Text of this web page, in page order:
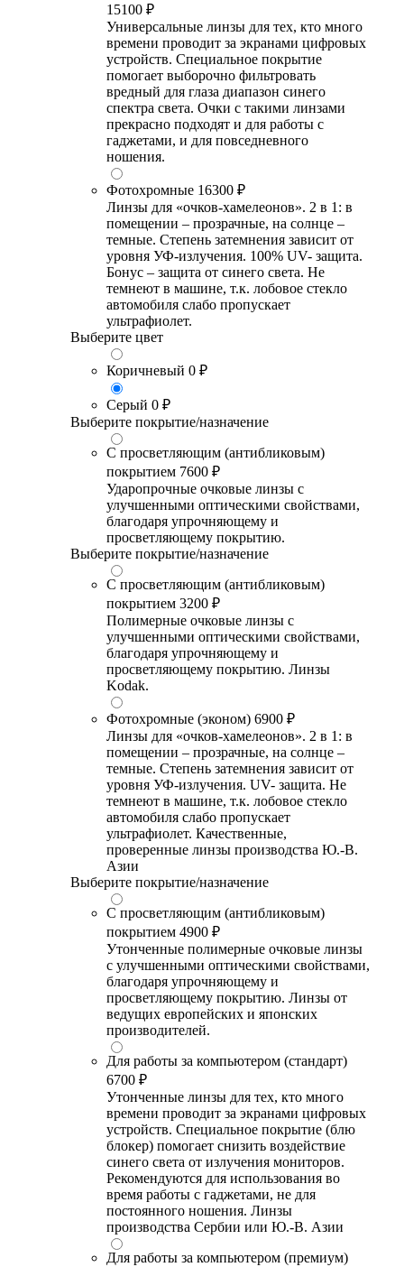
15100 ₽
Универсальные линзы для тех, кто много
времени проводит за экранами цифровых
устройств. Специальное покрытие
помогает выборочно фильтровать
вредный для глаза диапазон синего
спектра света. Очки с такими линзами
прекрасно подходят и для работы с
гаджетами, и для повседневного
ношения.
Фотохромные 16300 ₽
Линзы для «очков-хамелеонов». 2 в 1: в
помещении – прозрачные, на солнце –
темные. Степень затемнения зависит от
уровня УФ-излучения. 100% UV- защита.
Бонус – защита от синего света. Не
темнеют в машине, т.к. лобовое стекло
автомобиля слабо пропускает
ультрафиолет.
Выберите цвет
Коричневый 0 ₽
Серый 0 ₽
Выберите покрытие/назначение
С просветляющим (антибликовым)
покрытием 7600 ₽
Ударопрочные очковые линзы с
улучшенными оптическими свойствами,
благодаря упрочняющему и
просветляющему покрытию.
Выберите покрытие/назначение
С просветляющим (антибликовым)
покрытием 3200 ₽
Полимерные очковые линзы с
улучшенными оптическими свойствами,
благодаря упрочняющему и
просветляющему покрытию. Линзы
Kodak.
Фотохромные (эконом) 6900 ₽
Линзы для «очков-хамелеонов». 2 в 1: в
помещении – прозрачные, на солнце –
темные. Степень затемнения зависит от
уровня УФ-излучения. UV- защита. Не
темнеют в машине, т.к. лобовое стекло
автомобиля слабо пропускает
ультрафиолет. Качественные,
проверенные линзы производства Ю.-В.
Азии
Выберите покрытие/назначение
С просветляющим (антибликовым)
покрытием 4900 ₽
Утонченные полимерные очковые линзы
с улучшенными оптическими свойствами,
благодаря упрочняющему и
просветляющему покрытию. Линзы от
ведущих европейских и японских
производителей.
Для работы за компьютером (стандарт)
6700 ₽
Утонченные линзы для тех, кто много
времени проводит за экранами цифровых
устройств. Специальное покрытие (блю
блокер) помогает снизить воздействие
синего света от излучения мониторов.
Рекомендуются для использования во
время работы с гаджетами, не для
постоянного ношения. Линзы
производства Сербии или Ю.-В. Азии
Для работы за компьютером (премиум)